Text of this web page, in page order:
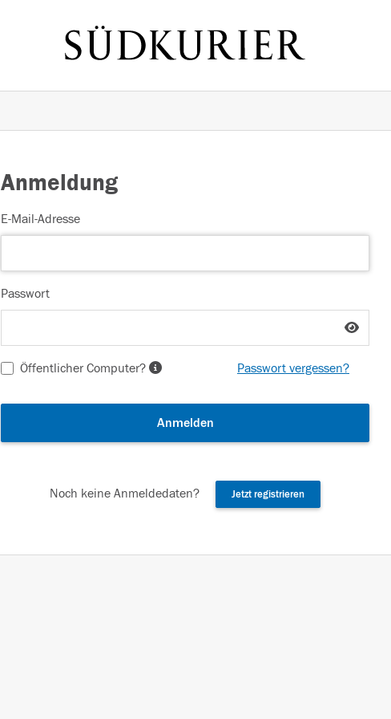
Anmeldung
E-Mail-Adresse
Passwort
Öffentlicher Computer? Passwort vergessen?
Anmelden
Noch keine Anmeldedaten? Jetzt registrieren